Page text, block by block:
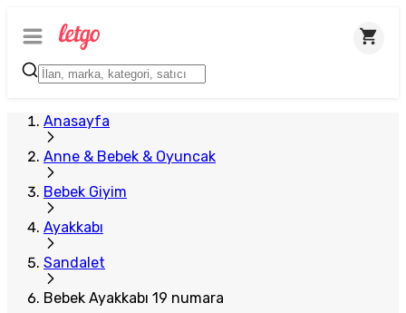
Anasayfa
Anne & Bebek & Oyuncak
Bebek Giyim
Ayakkabı
Sandalet
Bebek Ayakkabı 19 numara